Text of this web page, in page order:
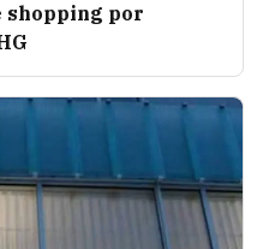
shopping por